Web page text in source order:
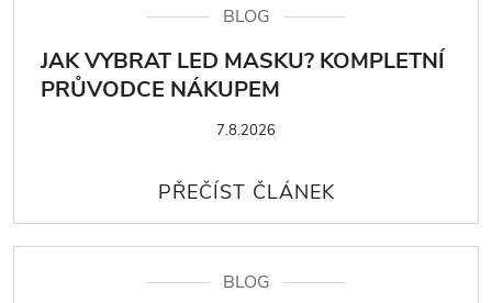
BLOG
JAK VYBRAT LED MASKU? KOMPLETNÍ
PRŮVODCE NÁKUPEM
7.8.2026
BLOG